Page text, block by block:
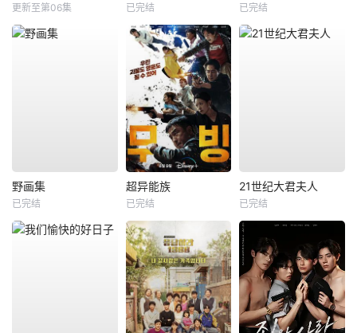
更新至第06集 已完结 已完结
野画集
已完结
超异能族
已完结
21世纪大君夫人
已完结